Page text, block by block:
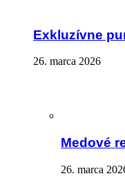
Exkluzívne
26. marca 2026
Medové
26. marca